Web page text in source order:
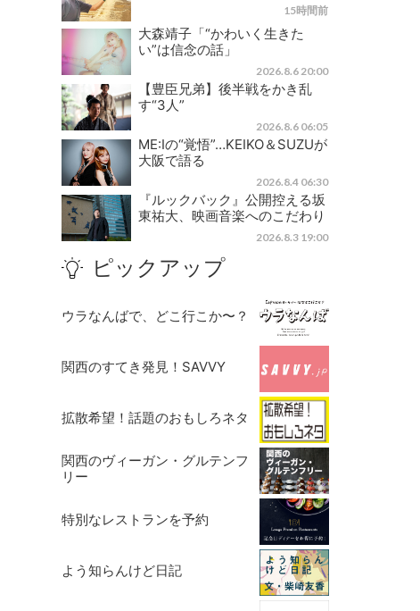
15時間前
大森靖子「“かわいく生きた
い”は信念の話」
2026.8.6 20:00
【豊臣兄弟】後半戦をかき乱
す“3人”
2026.8.6 06:05
ME:Iの“覚悟”…KEIKO＆SUZUが
大阪で語る
2026.8.4 06:30
『ルックバック』公開控える坂
東祐大、映画音楽へのこだわり
2026.8.3 19:00
ピックアップ
ウラなんばで、どこ行こか〜？
関西のすてき発見！SAVVY
拡散希望！話題のおもしろネタ
関西のヴィーガン・グルテンフ
リー
特別なレストランを予約
よう知らんけど日記